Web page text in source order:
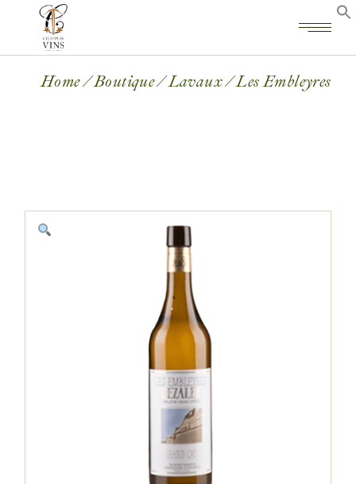
Home Boutique Lavaux Les Embleyres